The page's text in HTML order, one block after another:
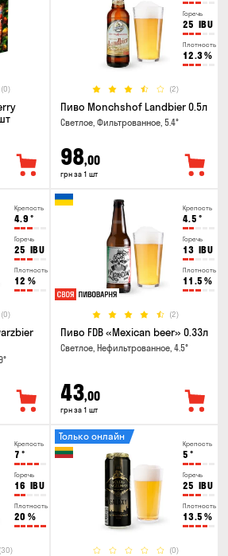
(0)
Горечь
25 IBU
Плотность
12.3%
(2)
Пиво Monchshof Landbier 0.5л
Светлое, Фильтрованное, 5.4°
98,00
грн за 1 шт
Крепость
4.9 °
Горечь
25 IBU
Плотность
12 %
(0)
Крепость
4.5 °
Горечь
13 IBU
Плотность
11.5 %
(2)
Пиво FDB «Mexican beer» 0.33л
Светлое, Нефильтрованное, 4.5°
43,00
грн за 1 шт
Крепость
7 °
Горечь
16 IBU
Плотность
20 %
(30)
Крепость
5 °
Горечь
25 IBU
Плотность
13.5 %
(0)
Только онлайн